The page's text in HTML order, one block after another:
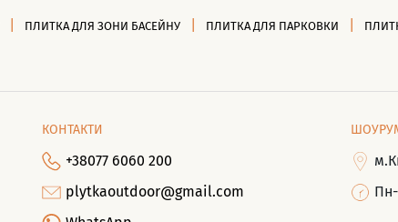
ПЛИТКА ДЛЯ ЗОНИ БАСЕЙНУ ПЛИТКА ДЛЯ ПАРКОВКИ
КОНТАКТИ
+38077 6060 200
plytkaoutdoor@gmail.com